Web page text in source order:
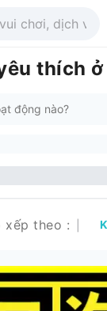
thích ở
xếp theo :